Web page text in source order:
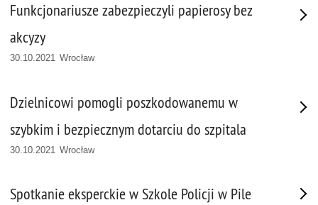
Funkcjonariusze zabezpieczyli papierosy bez
akcyzy
30.10.2021 Wrocław
Dzielnicowi pomogli poszkodowanemu w
szybkim i bezpiecznym dotarciu do szpitala
30.10.2021 Wrocław
Spotkanie eksperckie w Szkole Policji w Pile